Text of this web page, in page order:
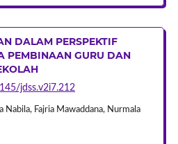
DALAM PERSPEKTIF
PEMBINAAN GURU DAN
jdss.v2i7.212
Nabila, Fajria Mawaddana, Nurmala